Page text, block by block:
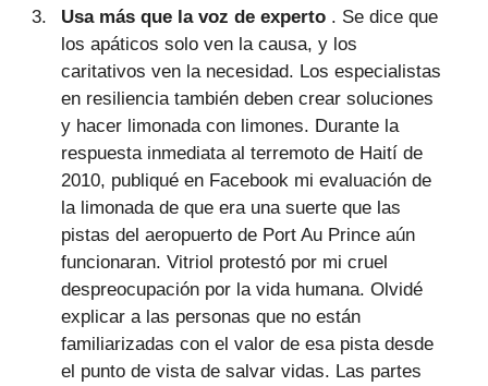
Usa más que la voz de experto . Se dice que
los apáticos solo ven la causa, y los
caritativos ven la necesidad. Los especialistas
en resiliencia también deben crear soluciones
y hacer limonada con limones. Durante la
respuesta inmediata al terremoto de Haití de
2010, publiqué en Facebook mi evaluación de
la limonada de que era una suerte que las
pistas del aeropuerto de Port Au Prince aún
funcionaran. Vitriol protestó por mi cruel
despreocupación por la vida humana. Olvidé
explicar a las personas que no están
familiarizadas con el valor de esa pista desde
el punto de vista de salvar vidas. Las partes